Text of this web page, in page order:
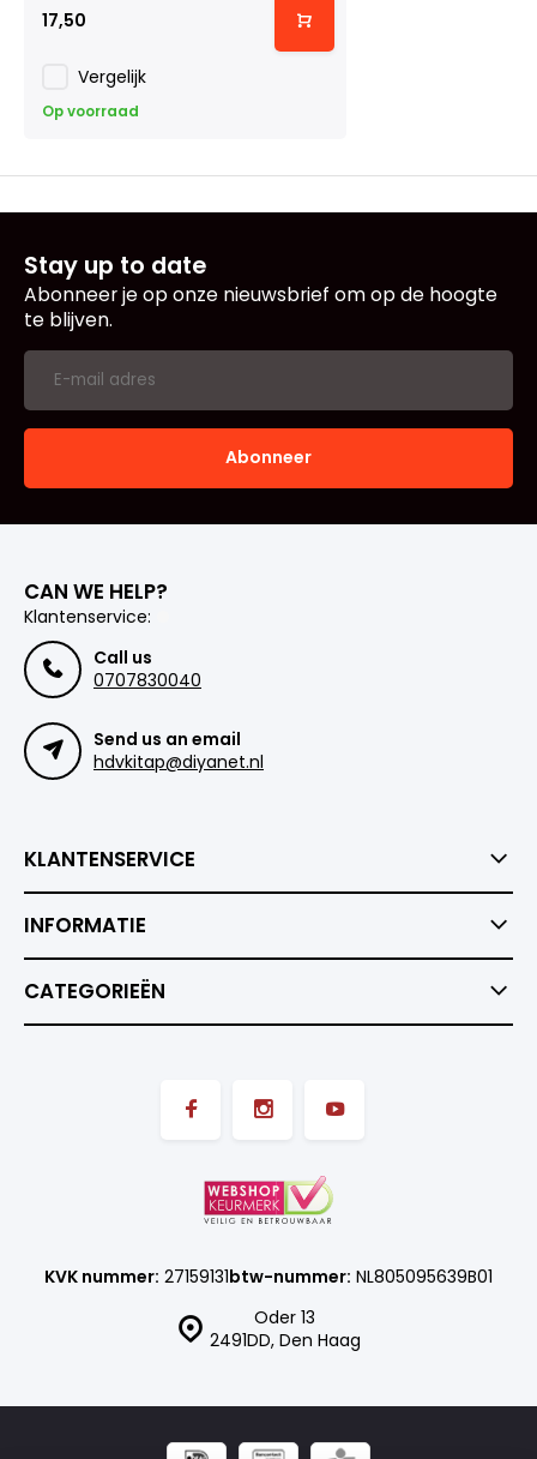
17,50
Vergelijk
Op voorraad
Stay up to date
Abonneer je op onze nieuwsbrief om op de hoogte
te blijven.
Abonneer
CAN WE HELP?
Klantenservice:
Call us
0707830040
Send us an email
hdvkitap@diyanet.nl
KLANTENSERVICE
INFORMATIE
CATEGORIEËN
Oder 13
2491DD, Den Haag
KVK nummer: 27159131btw-nummer: NL805095639B01